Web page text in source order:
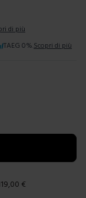
di più
TAEG 0%. Scopri di più
€